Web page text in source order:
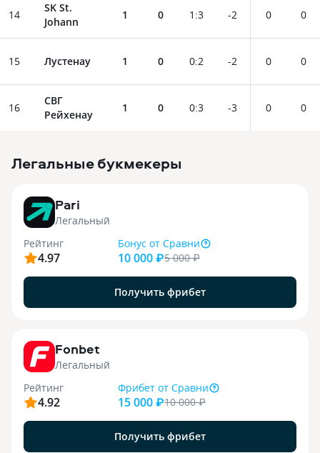
14
SK St.
Johann
1 0 1 :3 -2 0 0
15 Лустенау 1 0 0:2 -2 0 0
16
СВГ
Рейхенау
1 0 0:3 -3 0 0
Легальные букмекеры
Pari
Легальный
Рейтинг
4.97
Бонус от Сравни
10 000 ₽5 000₽
Получить фрибет
Fonbet
Легальный
Рейтинг
4.92
Фрибет от Сравни
15 000 ₽10 000₽
Получить фрибет